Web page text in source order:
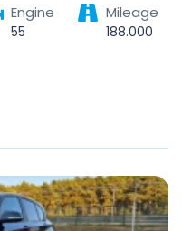
Engine
55
Mileage
188.000